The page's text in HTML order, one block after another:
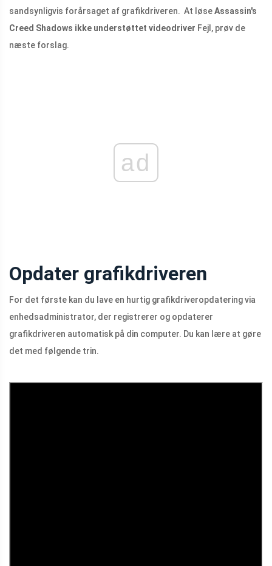
sandsynligvis forårsaget af grafikdriveren. At løseAssassin's
Creed Shadows ikke understøttet videodriver Fejl, prøv de
næste forslag.
ad
Opdater grafikdriveren
For det første kan du lave en hurtig grafikdriveropdatering via
enhedsadministrator, der registrerer og opdaterer
grafikdriveren automatisk på din computer. Du kan lære at gøre
det med følgende trin.